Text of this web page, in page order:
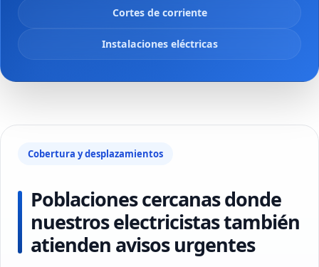
Cortes de corriente
Instalaciones eléctricas
Cobertura y desplazamientos
Poblaciones cercanas donde
nuestros electricistas también
atienden avisos urgentes